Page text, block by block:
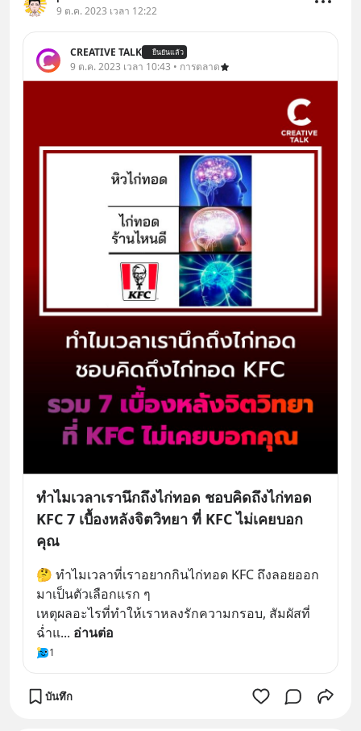
9 ต.ค. 2023 เวลา 12:22
CREATIVE TALK ยืนยันแล้ว
9 ต.ค. 2023 เวลา 10:43 • การตลาด
ทำไมเวลาเรานึกถึงไก่ทอด ชอบคิดถึงไก่ทอด
KFC 7 เบื้องหลังจิตวิทยา ที่ KFC ไม่เคยบอก
คุณ
🤔 ทำไมเวลาที่เราอยากกินไก่ทอด KFC ถึงลอยออก
มาเป็นตัวเลือกแรก ๆ
เหตุผลอะไรที่ทำให้เราหลงรักความกรอบ, สัมผัสที่
ฉ่ำแ... อ่านต่อ
1
บันทึก